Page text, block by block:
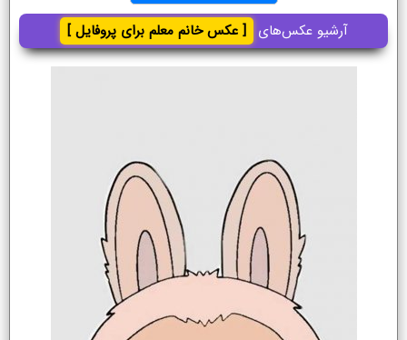
آرشیو عکس‌های [ عکس خانم معلم برای پروفایل ]